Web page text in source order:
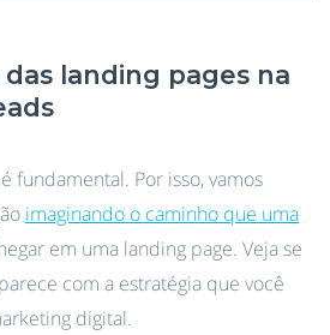
landing pages na
fundamental. Por isso, vamos
imaginando o caminho que uma
em uma landing page. Veja se
com a estratégia que você
digital.